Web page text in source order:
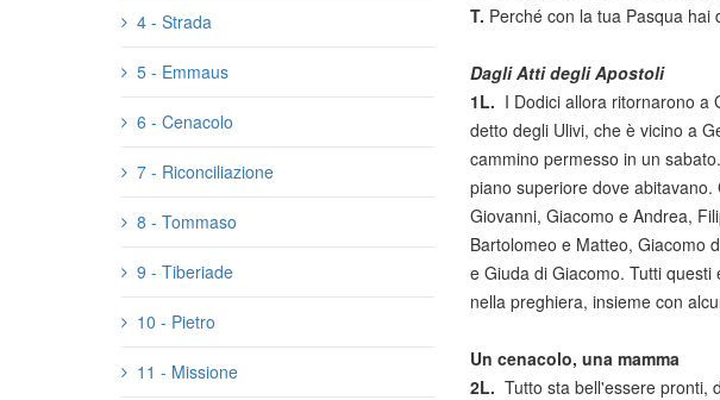
4 - Strada
5 - Emmaus
6 - Cenacolo
7 - Riconciliazione
8 - Tommaso
9 - Tiberiade
10 - Pietro
11 - Missione
T. Perché con la tua Pasqua hai
Dagli Atti degli Apostoli
1L. I Dodici allora ritornarono a
detto degli Ulivi, che è vicino a
cammino permesso in un
piano superiore dove abitavano.
Giovanni, Giacomo e Andrea,
Bartolomeo e Matteo, Giacomo
e Giuda di Giacomo. Tutti
nella preghiera, insieme con
Un cenacolo, una mamma
2L. Tutto sta bell'essere pronti,